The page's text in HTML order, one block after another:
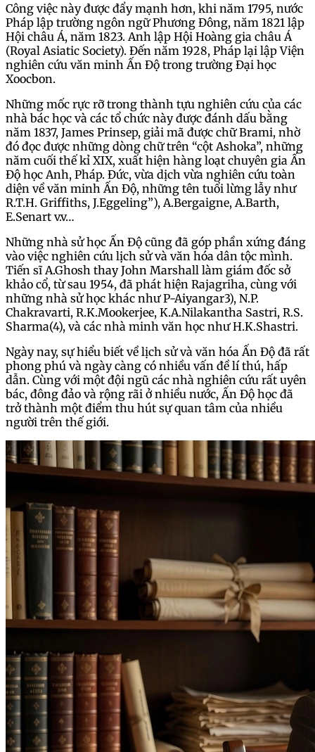
Công việc này được đẩy mạnh hơn, khi năm 1795, nước
Pháp lập trường ngôn ngữ Phương Đông, năm 1821 lập
Hội châu Á, năm 1823. Anh lập Hội Hoàng gia châu Á
(Royal Asiatic Society). Đến năm 1928, Pháp lại lập Viện
nghiên cứu văn minh Ấn Độ trong trường Đại học
Xoocbon.
Những mốc rực rỡ trong thành tựu nghiên cứu của các
nhà bác học và các tổ chức này được đánh dấu bằng
năm 1837, James Prinsep, giải mã được chữ Brami, nhờ
đó đọc được những dòng chữ trên “cột Ashoka”, những
năm cuối thế kỉ XIX, xuất hiện hàng loạt chuyên gia Ấn
Độ học Anh, Pháp. Đức, vừa dịch vừa nghiên cứu toàn
diện về văn minh Ấn Độ, những tên tuổi lừng lẫy như
R.T.H. Griffiths, J.Eggeling”), A.Bergaigne, A.Barth,
E.Senart v.v…
Những nhà sử học Ấn Độ cũng đã góp phần xứng đáng
vào việc nghiên cứu lịch sử và văn hóa dân tộc mình.
Tiến sĩ A.Ghosh thay John Marshall làm giám đốc sở
khảo cổ, từ sau 1954, đã phát hiện Rajagriha, cùng với
những nhà sử học khác như P-Aiyangar3), N.P.
Chakravarti, R.K.Mookerjee, K.A.Nilakantha Sastri, R.S.
Sharma(4), và các nhà minh văn học như H.K.Shastri.
Ngày nay, sự hiểu biết về lịch sử và văn hóa Ấn Độ đã rất
phong phú và ngày càng có nhiều vấn đề lí thú, hấp
dẫn. Cùng với một đội ngũ các nhà nghiên cứu rất uyên
bác, đông đảo và rộng rãi ở nhiều nước, Ấn Độ học đã
trở thành một điểm thu hút sự quan tâm của nhiều
người trên thế giới.